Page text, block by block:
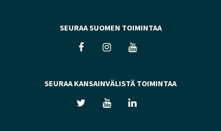
SEURAA SUOMEN TOIMINTAA
SEURAA KANSAINVÄLISTÄ TOIMINTAA